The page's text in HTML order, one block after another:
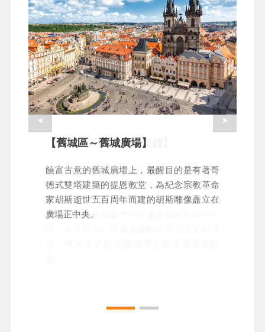
【舊城區～布拉格天文鐘】
已有600多年歷史的布拉格天文鐘，是世界
仍運作中的中世紀天文鐘奇蹟。每到整點，
骷髏敲鐘、十二使徒現身巡遊，搭配古老星
象盤運轉，短短數十秒就像穿越回歐洲中世
【舊城區～舊城廣場】
饒富古意的舊城廣場上，最醒目的是有著哥
德式雙塔建築的提恩教堂，為紀念宗教革命
家胡斯逝世五百周年而建的胡斯雕像矗立在
廣場正中央。